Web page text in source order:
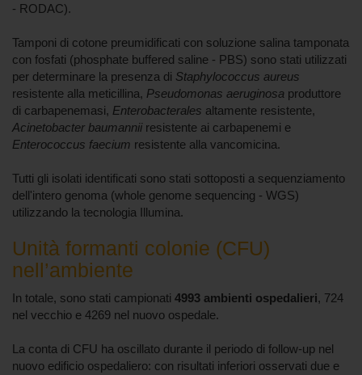
- RODAC).
Tamponi di cotone preumidificati con soluzione salina tamponata
con fosfati (phosphate buffered saline - PBS) sono stati utilizzati
per determinare la presenza di Staphylococcus aureus
resistente alla meticillina, Pseudomonas aeruginosa produttore
di carbapenemasi, Enterobacterales altamente resistente,
Acinetobacter baumanniiresistente ai carbapenemi e
Enterococcus faecium resistente alla vancomicina.
Tutti gli isolati identificati sono stati sottoposti a sequenziamento
dell'intero genoma (whole genome sequencing - WGS)
utilizzando la tecnologia Illumina.
Unità formanti colonie (CFU)
nell’ambiente
In totale, sono stati campionati 4993 ambienti ospedalieri, 724
nel vecchio e 4269 nel nuovo ospedale.
La conta di CFU ha oscillato durante il periodo di follow-up nel
nuovo edificio ospedaliero: con risultati inferiori osservati due e